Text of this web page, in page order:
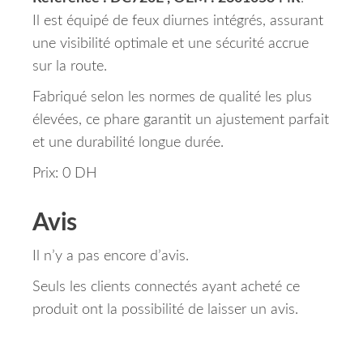
Il est équipé de feux diurnes intégrés, assurant
une visibilité optimale et une sécurité accrue
sur la route.
Fabriqué selon les normes de qualité les plus
élevées, ce phare garantit un ajustement parfait
et une durabilité longue durée.
Prix: 0 DH
Avis
Il n’y a pas encore d’avis.
Seuls les clients connectés ayant acheté ce
produit ont la possibilité de laisser un avis.